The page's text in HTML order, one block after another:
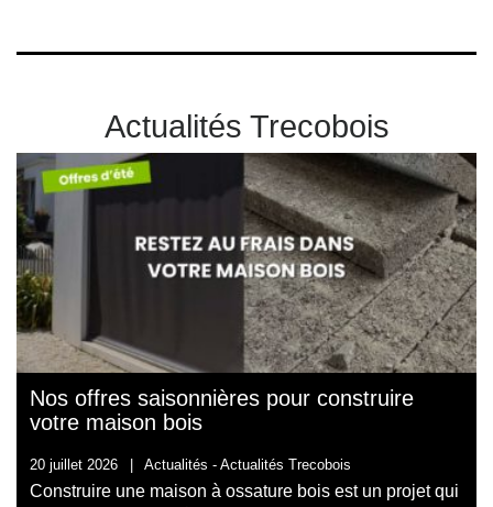
Actualités Trecobois
Nos offres saisonnières pour construire
votre maison bois
20 juillet 2026 | Actualités - Actualités Trecobois
Construire une maison à ossature bois est un projet qui